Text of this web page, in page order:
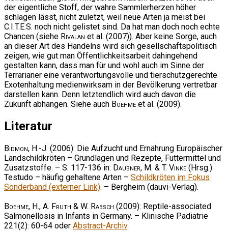
der eigentliche Stoff, der wahre Sammlerherzen höher
schlagen lässt, nicht zuletzt, weil neue Arten ja meist bei
C.I.T.E.S. noch nicht gelistet sind. Da hat man doch noch echte
Chancen (siehe Rivalan et al. (2007)). Aber keine Sorge, auch
an dieser Art des Handelns wird sich gesellschaftspolitisch
zeigen, wie gut man Öffentlichkeitsarbeit dahingehend
gestalten kann, dass man für und wohl auch im Sinne der
Terrarianer eine verantwortungsvolle und tierschutzgerechte
Exotenhaltung medienwirksam in der Bevölkerung vertretbar
darstellen kann. Denn letztendlich wird auch davon die
Zukunft abhängen. Siehe auch Boehme et al. (2009).
Literatur
Bidmon, H.-J. (2006): Die Aufzucht und Ernährung Europäischer
Landschildkröten – Grundlagen und Rezepte, Futtermittel und
Zusatzstoffe. – S. 117-136 in: Daubner, M. & T. Vinke (Hrsg.):
Testudo – häufig gehaltene Arten – Schildkröten im Fokus
Sonderband (externer Link). – Bergheim (dauvi-Verlag).
Boehme, H., A. Fruth & W. Rabsch (2009): Reptile-associated
Salmonellosis in Infants in Germany. – Klinische Padiatrie
221(2): 60-64 oder Abstract-Archiv.